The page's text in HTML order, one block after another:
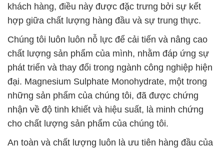
khách hàng, điều này được đặc trưng bởi sự kết
hợp giữa chất lượng hàng đầu và sự trung thực.
Chúng tôi luôn luôn nỗ lực để cải tiến và nâng cao
chất lượng sản phẩm của mình, nhằm đáp ứng sự
phát triển và thay đổi trong ngành công nghiệp hiện
đại. Magnesium Sulphate Monohydrate, một trong
những sản phẩm của chúng tôi, đã được chứng
nhận về độ tinh khiết và hiệu suất, là minh chứng
cho chất lượng sản phẩm của chúng tôi.
An toàn và chất lượng luôn là ưu tiên hàng đầu của